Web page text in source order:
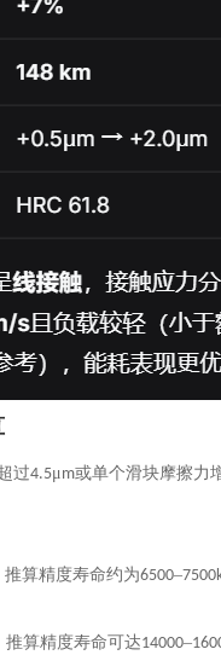
过4.5μm或单个滑块摩擦力
推算精度寿命约为6500–
推算精度寿命可达14000–